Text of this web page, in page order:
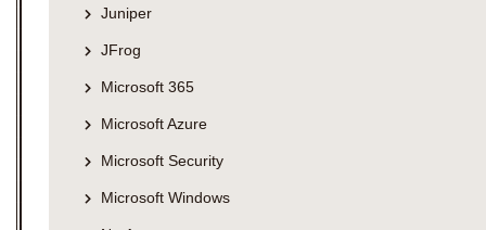
Juniper
JFrog
Microsoft 365
Microsoft Azure
Microsoft Security
Microsoft Windows